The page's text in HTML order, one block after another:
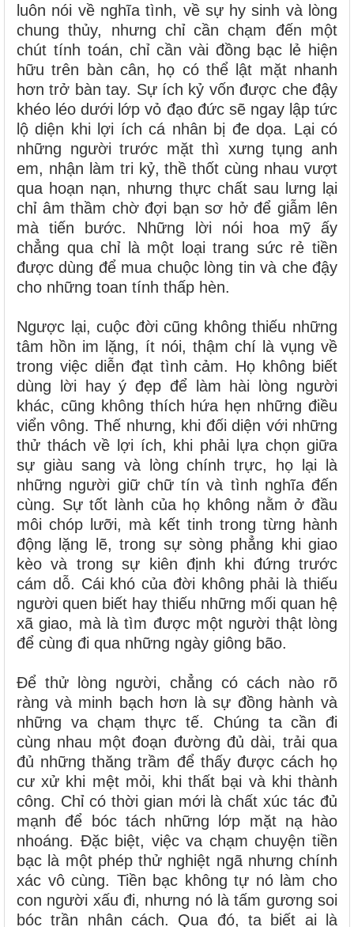
luôn nói về nghĩa tình, về sự hy sinh và lòng
chung thủy, nhưng chỉ cần chạm đến một
chút tính toán, chỉ cần vài đồng bạc lẻ hiện
hữu trên bàn cân, họ có thể lật mặt nhanh
hơn trở bàn tay. Sự ích kỷ vốn được che đậy
khéo léo dưới lớp vỏ đạo đức sẽ ngay lập tức
lộ diện khi lợi ích cá nhân bị đe dọa. Lại có
những người trước mặt thì xưng tụng anh
em, nhận làm tri kỷ, thề thốt cùng nhau vượt
qua hoạn nạn, nhưng thực chất sau lưng lại
chỉ âm thầm chờ đợi bạn sơ hở để giẫm lên
mà tiến bước. Những lời nói hoa mỹ ấy
chẳng qua chỉ là một loại trang sức rẻ tiền
được dùng để mua chuộc lòng tin và che đậy
cho những toan tính thấp hèn.
Ngược lại, cuộc đời cũng không thiếu những
tâm hồn im lặng, ít nói, thậm chí là vụng về
trong việc diễn đạt tình cảm. Họ không biết
dùng lời hay ý đẹp để làm hài lòng người
khác, cũng không thích hứa hẹn những điều
viển vông. Thế nhưng, khi đối diện với những
thử thách về lợi ích, khi phải lựa chọn giữa
sự giàu sang và lòng chính trực, họ lại là
những người giữ chữ tín và tình nghĩa đến
cùng. Sự tốt lành của họ không nằm ở đầu
môi chóp lưỡi, mà kết tinh trong từng hành
động lặng lẽ, trong sự sòng phẳng khi giao
kèo và trong sự kiên định khi đứng trước
cám dỗ. Cái khó của đời không phải là thiếu
người quen biết hay thiếu những mối quan hệ
xã giao, mà là tìm được một người thật lòng
để cùng đi qua những ngày giông bão.
Để thử lòng người, chẳng có cách nào rõ
ràng và minh bạch hơn là sự đồng hành và
những va chạm thực tế. Chúng ta cần đi
cùng nhau một đoạn đường đủ dài, trải qua
đủ những thăng trầm để thấy được cách họ
cư xử khi mệt mỏi, khi thất bại và khi thành
công. Chỉ có thời gian mới là chất xúc tác đủ
mạnh để bóc tách những lớp mặt nạ hào
nhoáng. Đặc biệt, việc va chạm chuyện tiền
bạc là một phép thử nghiệt ngã nhưng chính
xác vô cùng. Tiền bạc không tự nó làm cho
con người xấu đi, nhưng nó là tấm gương soi
bóc trần nhân cách. Qua đó, ta biết ai là